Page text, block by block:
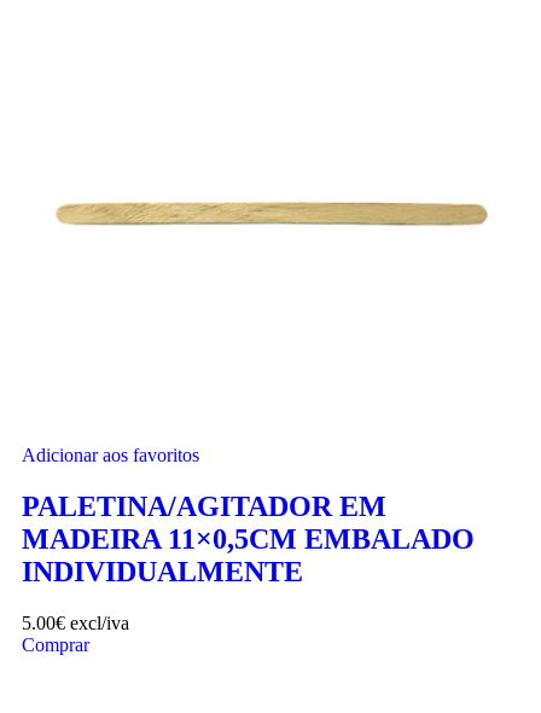
Adicionar aos favoritos
PALETINA/AGITADOR EM
MADEIRA 11×0,5CM EMBALADO
INDIVIDUALMENTE
5.00€ excl/iva
Comprar